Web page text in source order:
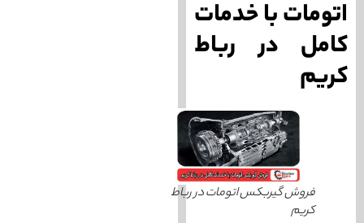
اتومات با خدمات
کامل در رباط
کریم
فروش گیربکس اتومات در رباط
کریم